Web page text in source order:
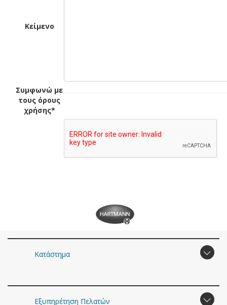
Κείμενο
Συμφωνώ με
τους όρους
χρήσης*
Κατάστημα
Εξυπηρέτηση Πελατών